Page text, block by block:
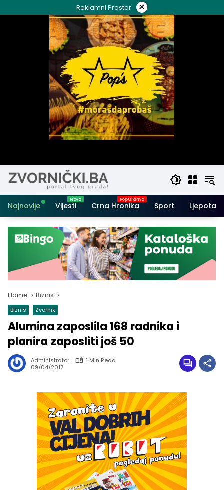
to
Reklamni Prostor ×
Najnovije Vijesti Crna Hronika Sport Ljepota i
Home Biznis
Biznis Zvornik
Alumina zaposlila 168 radnika i
planira zaposliti još 50
Administrator
1 Min Read
09/04/2017